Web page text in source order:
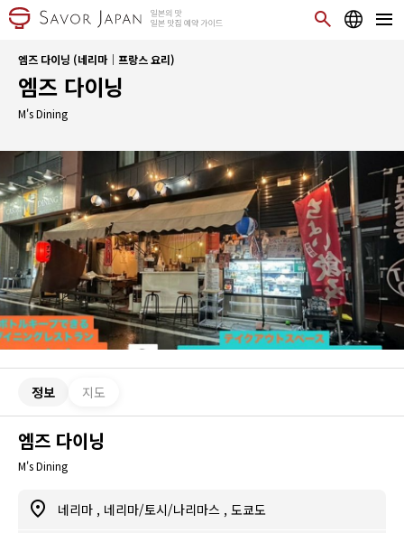
엠즈 다이닝 (네리마｜프랑스 요리)
엠즈 다이닝
M's Dining
정보 지도
엠즈 다이닝
M's Dining
네리마 , 네리마/토시/나리마스 , 도쿄도